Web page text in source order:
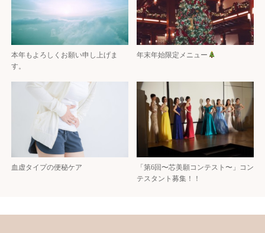
本年もよろしくお願い申し上げま
す。
年末年始限定メニュー
血虚タイプの便秘ケア
「第6回〜芯美願コンテスト〜」コン
テスタント募集！！